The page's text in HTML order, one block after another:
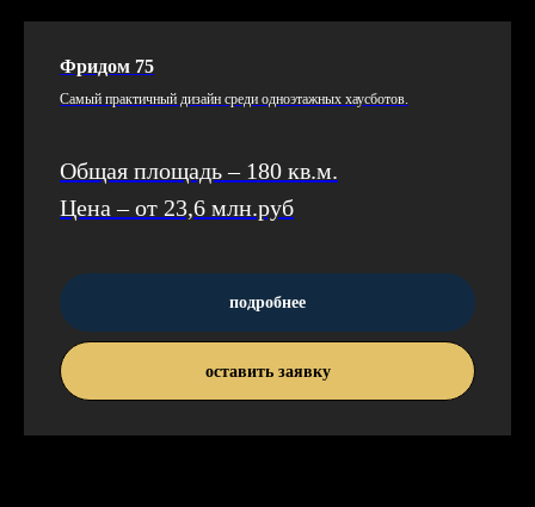
Фридом 75
Са­мый прак­тичный ди­зайн сре­ди од­но­этаж­ных ха­ус­бо­тов.
Общая площадь – 180 кв.м.
Цена – от 23,6 млн.руб
подробнее
оставить заявку